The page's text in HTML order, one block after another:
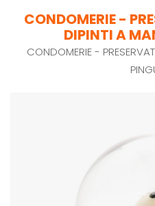
CONDOMERIE -
DIPINTI A
CONDOMERIE -